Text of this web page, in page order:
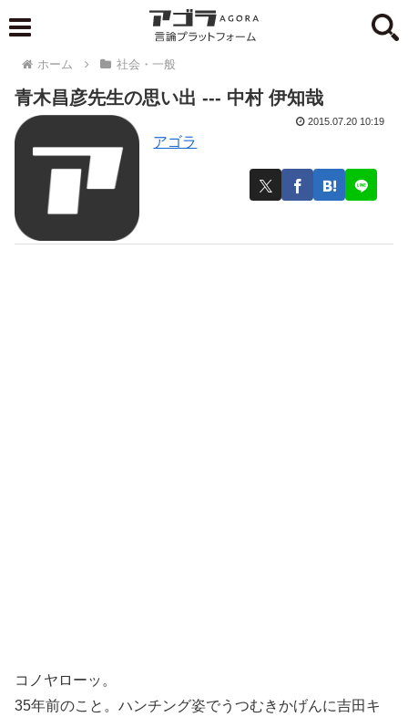
ホーム 社会・一般
青木昌彦先生の思い出 --- 中村 伊知哉
アゴラ
2015.07.20 10:19
コノヤローッ。
35年前のこと。ハンチング姿でうつむきかげんに吉田キ